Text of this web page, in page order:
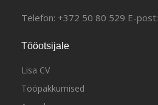
Telefon: +372 50 80 529 E-post:
Tööotsijale
Lisa CV
Tööpakkumised